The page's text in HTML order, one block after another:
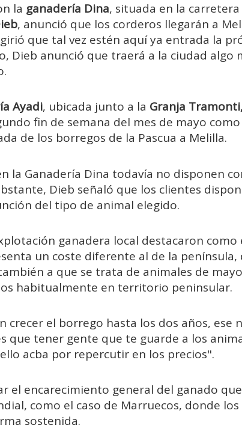
la ganadería Dina, situada en la
, anunció que los corderos llegarán a
que tal vez estén aquí ya entrada la
Dieb anunció que traerá a la ciudad algo
Ayadi, ubicada junto a la Granja
fin de semana del mes de mayo como
de los borregos de la Pascua a Melilla.
la Ganadería Dina todavía no disponen
Dieb señaló que los clientes
del tipo de animal elegido.
ganadera local destacaron como
un coste diferente al de la península,
a que se trata de animales de
habitualmente en territorio peninsular.
crecer el borrego hasta los dos años, ese
que tener gente que te guarde a los
acba por repercutir en los precios".
el encarecimiento general del ganado
como el caso de Marruecos, donde
sostenida.